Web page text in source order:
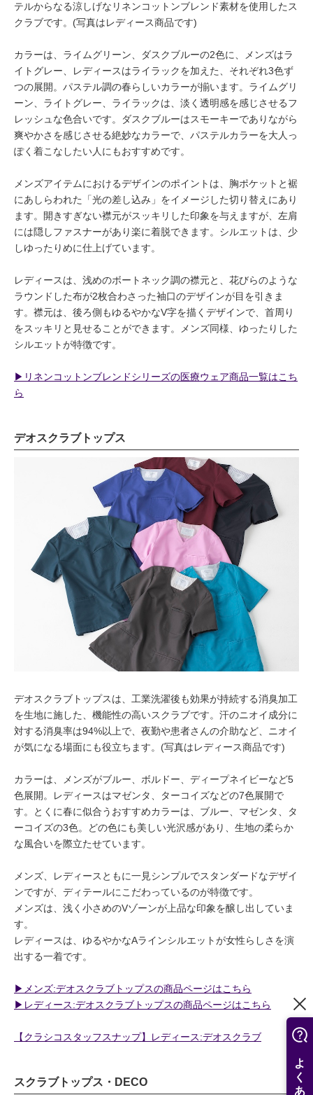
テルからなる涼しげなリネンコットンブレンド素材を使用したス
クラブです。(写真はレディース商品です)
カラーは、ライムグリーン、ダスクブルーの2色に、メンズはラ
イトグレー、レディースはライラックを加えた、それぞれ3色ず
つの展開。パステル調の春らしいカラーが揃います。ライムグリ
ーン、ライトグレー、ライラックは、淡く透明感を感じさせるフ
レッシュな色合いです。ダスクブルーはスモーキーでありながら
爽やかさを感じさせる絶妙なカラーで、パステルカラーを大人っ
ぽく着こなしたい人にもおすすめです。
メンズアイテムにおけるデザインのポイントは、胸ポケットと裾
にあしらわれた「光の差し込み」をイメージした切り替えにあり
ます。開きすぎない襟元がスッキリした印象を与えますが、左肩
には隠しファスナーがあり楽に着脱できます。シルエットは、少
しゆったりめに仕上げています。
レディースは、浅めのボートネック調の襟元と、花びらのような
ラウンドした布が2枚合わさった袖口のデザインが目を引きま
す。襟元は、後ろ側もゆるやかなV字を描くデザインで、首周り
をスッキリと見せることができます。メンズ同様、ゆったりした
シルエットが特徴です。
▶︎リネンコットンブレンドシリーズの医療ウェア商品一覧はこち
ら
デオスクラブトップス
デオスクラブトップスは、工業洗濯後も効果が持続する消臭加工
を生地に施した、機能性の高いスクラブです。汗のニオイ成分に
対する消臭率は94%以上で、夜勤や患者さんの介助など、ニオイ
が気になる場面にも役立ちます。(写真はレディース商品です)
カラーは、メンズがブルー、ボルドー、ディープネイビーなど5
色展開。レディースはマゼンタ、ターコイズなどの7色展開で
す。とくに春に似合うおすすめカラーは、ブルー、マゼンタ、タ
ーコイズの3色。どの色にも美しい光沢感があり、生地の柔らか
な風合いを際立たせています。
メンズ、レディースともに一見シンプルでスタンダードなデザイ
ンですが、ディテールにこだわっているのが特徴です。
メンズは、浅く小さめのVゾーンが上品な印象を醸し出していま
す。
レディースは、ゆるやかなAラインシルエットが女性らしさを演
出する一着です。
▶︎メンズ:デオスクラブトップスの商品ページはこちら
▶︎レディース:デオスクラブトップスの商品ページはこちら
【クラシコスタッフスナップ】レディース:デオスクラブ
スクラブトップス・DECO